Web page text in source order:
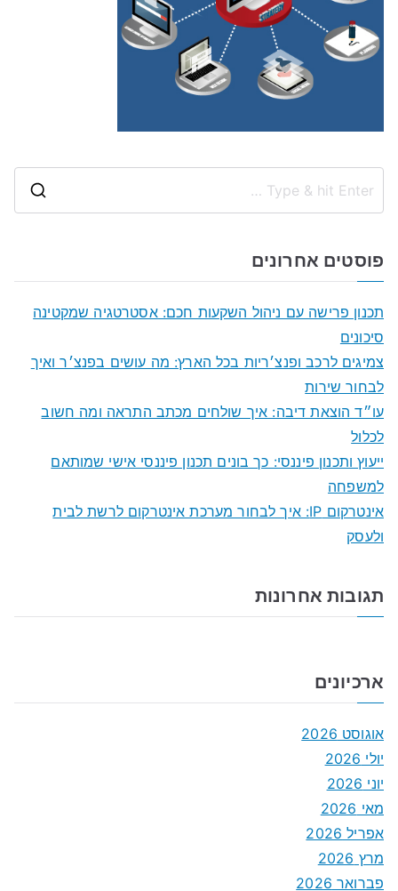
פוסטים אחרונים
תכנון פרישה עם ניהול השקעות חכם: אסטרטגיה שמקטינה
סיכונים
צמיגים לרכב ופנצ׳ריות בכל הארץ: מה עושים בפנצ׳ר ואיך
לבחור שירות
עו״ד הוצאת דיבה: איך שולחים מכתב התראה ומה חשוב
לכלול
ייעוץ ותכנון פיננסי: כך בונים תכנון פיננסי אישי שמותאם
למשפחה
אינטרקום IP: איך לבחור מערכת אינטרקום לרשת לבית
ולעסק
תגובות אחרונות
ארכיונים
אוגוסט 2026
יולי 2026
יוני 2026
מאי 2026
אפריל 2026
מרץ 2026
פברואר 2026